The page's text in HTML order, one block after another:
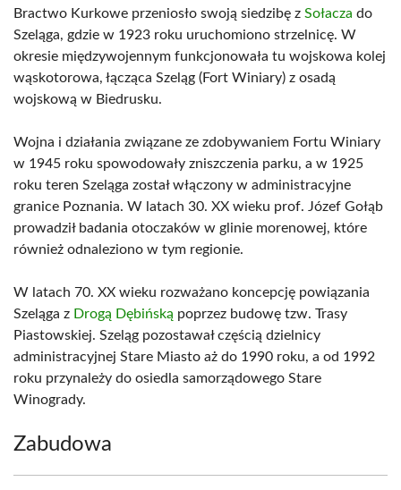
Bractwo Kurkowe przeniosło swoją siedzibę z Sołacza do
Szeląga, gdzie w 1923 roku uruchomiono strzelnicę. W
okresie międzywojennym funkcjonowała tu wojskowa kolej
wąskotorowa, łącząca Szeląg (Fort Winiary) z osadą
wojskową w Biedrusku.
Wojna i działania związane ze zdobywaniem Fortu Winiary
w 1945 roku spowodowały zniszczenia parku, a w 1925
roku teren Szeląga został włączony w administracyjne
granice Poznania. W latach 30. XX wieku prof. Józef Gołąb
prowadził badania otoczaków w glinie morenowej, które
również odnaleziono w tym regionie.
W latach 70. XX wieku rozważano koncepcję powiązania
Szeląga z Drogą Dębińską poprzez budowę tzw. Trasy
Piastowskiej. Szeląg pozostawał częścią dzielnicy
administracyjnej Stare Miasto aż do 1990 roku, a od 1992
roku przynależy do osiedla samorządowego Stare
Winogrady.
Zabudowa